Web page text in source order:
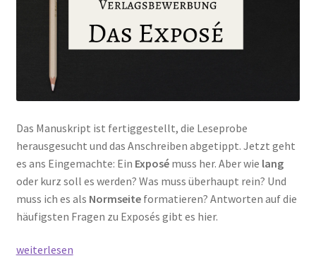
Das Manuskript ist fertiggestellt, die Leseprobe
herausgesucht und das Anschreiben abgetippt. Jetzt geht
es ans Eingemachte: Ein Exposé muss her. Aber wie lang
oder kurz soll es werden? Was muss überhaupt rein? Und
muss ich es als Normseite formatieren? Antworten auf die
häufigsten Fragen zu Exposés gibt es hier.
Manuskript
weiterlesen